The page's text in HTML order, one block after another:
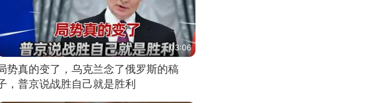
03:06
势真的变了，乌克兰念了俄罗斯的稿
，普京说战胜自己就是胜利